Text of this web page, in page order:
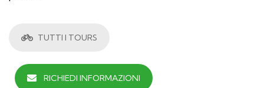
TUTTI I TOURS
RICHIEDI INFORMAZIONI